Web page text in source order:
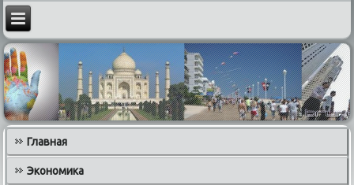
Главная
Экономика